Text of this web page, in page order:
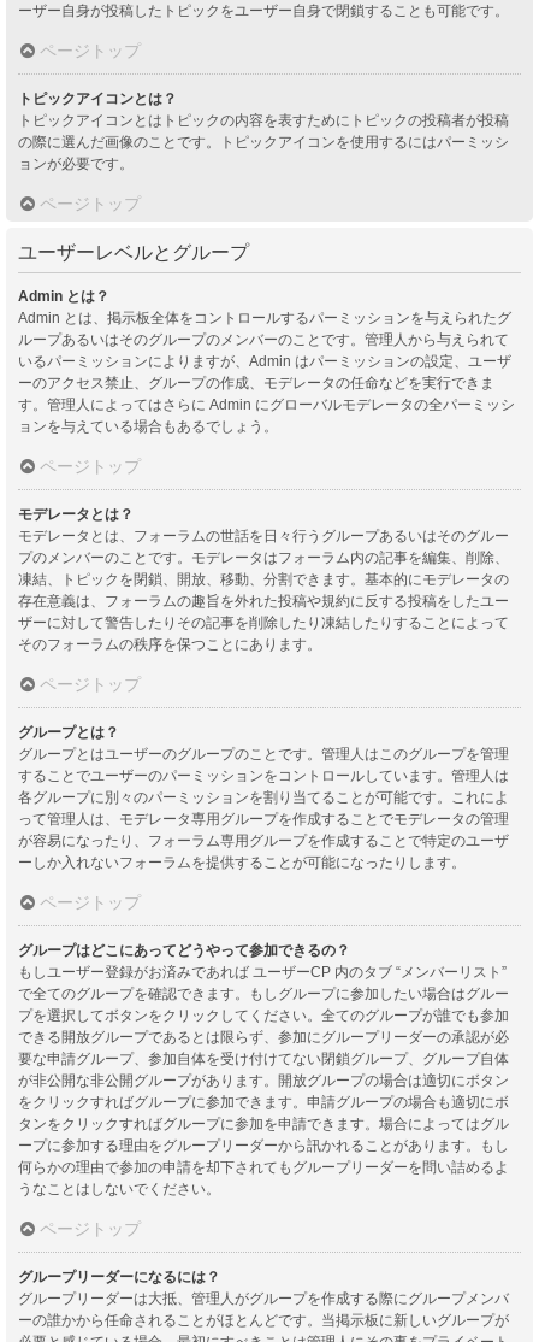
ーザー自身が投稿したトピックをユーザー自身で閉鎖することも可能です。
ページトップ
トピックアイコンとは？
トピックアイコンとはトピックの内容を表すためにトピックの投稿者が投稿
の際に選んだ画像のことです。トピックアイコンを使用するにはパーミッシ
ョンが必要です。
ページトップ
ユーザーレベルとグループ
Admin とは？
Admin とは、掲示板全体をコントロールするパーミッションを与えられたグ
ループあるいはそのグループのメンバーのことです。管理人から与えられて
いるパーミッションによりますが、Admin はパーミッションの設定、ユーザ
ーのアクセス禁止、グループの作成、モデレータの任命などを実行できま
す。管理人によってはさらに Admin にグローバルモデレータの全パーミッシ
ョンを与えている場合もあるでしょう。
ページトップ
モデレータとは？
モデレータとは、フォーラムの世話を日々行うグループあるいはそのグルー
プのメンバーのことです。モデレータはフォーラム内の記事を編集、削除、
凍結、トピックを閉鎖、開放、移動、分割できます。基本的にモデレータの
存在意義は、フォーラムの趣旨を外れた投稿や規約に反する投稿をしたユー
ザーに対して警告したりその記事を削除したり凍結したりすることによって
そのフォーラムの秩序を保つことにあります。
ページトップ
グループとは？
グループとはユーザーのグループのことです。管理人はこのグループを管理
することでユーザーのパーミッションをコントロールしています。管理人は
各グループに別々のパーミッションを割り当てることが可能です。これによ
って管理人は、モデレータ専用グループを作成することでモデレータの管理
が容易になったり、フォーラム専用グループを作成することで特定のユーザ
ーしか入れないフォーラムを提供することが可能になったりします。
ページトップ
グループはどこにあってどうやって参加できるの？
もしユーザー登録がお済みであれば ユーザーCP 内のタブ “メンバーリスト”
で全てのグループを確認できます。もしグループに参加したい場合はグルー
プを選択してボタンをクリックしてください。全てのグループが誰でも参加
できる開放グループであるとは限らず、参加にグループリーダーの承認が必
要な申請グループ、参加自体を受け付けてない閉鎖グループ、グループ自体
が非公開な非公開グループがあります。開放グループの場合は適切にボタン
をクリックすればグループに参加できます。申請グループの場合も適切にボ
タンをクリックすればグループに参加を申請できます。場合によってはグル
ープに参加する理由をグループリーダーから訊かれることがあります。もし
何らかの理由で参加の申請を却下されてもグループリーダーを問い詰めるよ
うなことはしないでください。
ページトップ
グループリーダーになるには？
グループリーダーは大抵、管理人がグループを作成する際にグループメンバ
ーの誰かから任命されることがほとんどです。当掲示板に新しいグループが